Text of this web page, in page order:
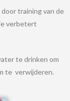
training van de
verbetert
te drinken om
te verwijderen.